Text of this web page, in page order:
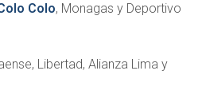
Colo, Monagas y Deportivo
Libertad, Alianza Lima y